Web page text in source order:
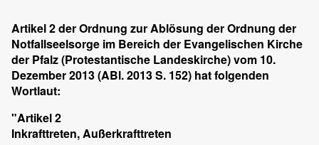
Artikel 2 der Ordnung zur Ablösung der Ordnung der
Notfallseelsorge im Bereich der Evangelischen Kirche
der Pfalz (Protestantische Landeskirche) vom 10.
Dezember 2013 (ABl. 2013 S. 152) hat folgenden
Wortlaut:
"Artikel 2
Inkrafttreten, Außerkrafttreten